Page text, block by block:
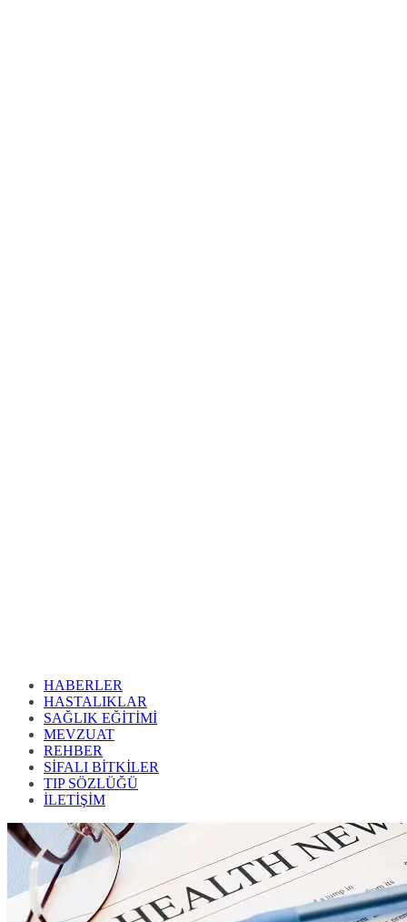
HABERLER
HASTALIKLAR
SAĞLIK EĞİTİMİ
MEVZUAT
REHBER
SİFALI BİTKİLER
TIP SÖZLÜĞÜ
İLETİŞİM